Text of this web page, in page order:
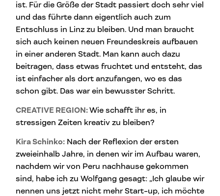
ist. Für die Größe der Stadt passiert doch sehr viel
und das führte dann eigentlich auch zum
Entschluss in Linz zu bleiben. Und man braucht
sich auch keinen neuen Freundeskreis aufbauen
in einer anderen Stadt. Man kann auch dazu
beitragen, dass etwas fruchtet und entsteht, das
ist einfacher als dort anzufangen, wo es das
schon gibt. Das war ein bewusster Schritt.
CREATIVE REGION:Wie schafft ihr es, in
stressigen Zeiten kreativ zu bleiben?
Kira Schinko: Nach der Reflexion der ersten
zweieinhalb Jahre, in denen wir im Aufbau waren,
nachdem wir von Peru nachhause gekommen
sind, habe ich zu Wolfgang gesagt: „Ich glaube wir
nennen uns jetzt nicht mehr Start-up, ich möchte